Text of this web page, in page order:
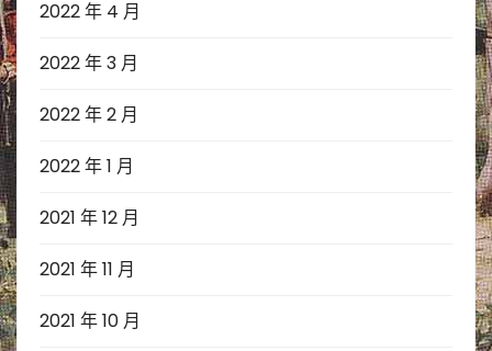
2022 年 4 月
2022 年 3 月
2022 年 2 月
2022 年 1 月
2021 年 12 月
2021 年 11 月
2021 年 10 月